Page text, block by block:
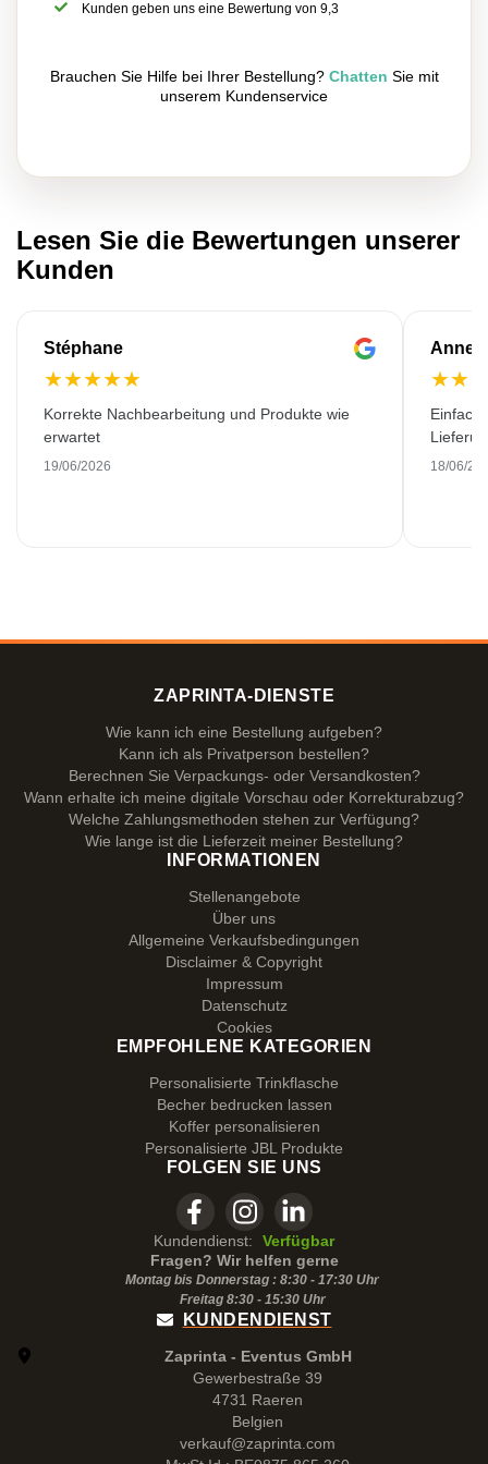
Kunden geben uns eine Bewertung von 9,3
Brauchen Sie Hilfe bei Ihrer Bestellung? Chatten Sie mit
unserem Kundenservice
Lesen Sie die Bewertungen unserer
Kunden
Stéphane
★★★★★
Korrekte Nachbearbeitung und Produkte wie
erwartet
19/06/2026
Anne-
★★
18/06/
ZAPRINTA-DIENSTE
Wie kann ich eine Bestellung aufgeben?
Kann ich als Privatperson bestellen?
Berechnen Sie Verpackungs- oder Versandkosten?
Wann erhalte ich meine digitale Vorschau oder Korrekturabzug?
Welche Zahlungsmethoden stehen zur Verfügung?
Wie lange ist die Lieferzeit meiner Bestellung?
INFORMATIONEN
Stellenangebote
Über uns
Allgemeine Verkaufsbedingungen
Disclaimer & Copyright
Impressum
Datenschutz
Cookies
EMPFOHLENE KATEGORIEN
Personalisierte Trinkflasche
Becher bedrucken lassen
Koffer personalisieren
Personalisierte JBL Produkte
FOLGEN SIE UNS
Kundendienst:
Verfügbar
Fragen? Wir helfen gerne
Montag bis Donnerstag : 8:30 - 17:30 Uhr
Freitag 8:30 - 15:30Uhr
KUNDENDIENST
Zaprinta - Eventus GmbH
Gewerbestraße 39
4731 Raeren
Belgien
verkauf@zaprinta.com